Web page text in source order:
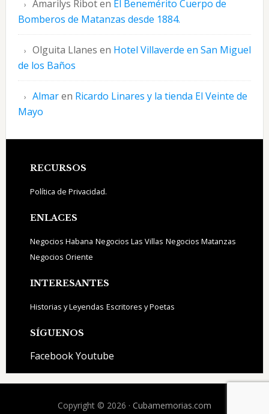
Amarilys Riboten El Benemérito Cuerpo de
Bomberos de Matanzas desde 1884.
Olguita Llanes en Hotel Villaverde en San Miguel
de los Baños
Almaren Ricardo Linares y la tienda El Veinte de
Mayo
Footer
RECURSOS
Política de Privacidad.
ENLACES
Negocios Habana Negocios Las Villas Negocios Matanzas
Negocios Oriente
INTERESANTES
Historias y Leyendas Escritores y Poetas
SÍGUENOS
FacebookYoutube
Copyright © 2026 · Cubamemorias.com